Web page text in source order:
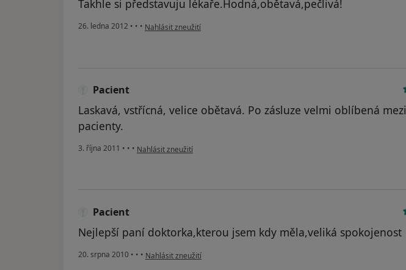
Takhle si představuju lékaře.Hodná,obětavá,pečlivá!
26. ledna 2012 • • • podle názoru uživatele Váš účet byl odstraněn
Nahlásit zneužití
Pacient
Laskavá, vstřícná, velice obětavá. Po zásluze velmi oblíbená mezi
pacienty.
3. října 2011 • • • podle názoru uživatele Pacient
Nahlásit zneužití
Pacient
Nejlepší paní doktorka,kterou jsem kdy měla,veliká spokojenost
20. srpna 2010 • • • podle názoru uživatele Pacient
Nahlásit zneužití